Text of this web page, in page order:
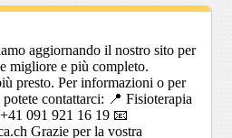
aggiornando il nostro sito per
migliore e più completo.
presto. Per informazioni o per
contattarci: 📍 Fisioterapia
091 921 16 19 📧
Grazie per la vostra